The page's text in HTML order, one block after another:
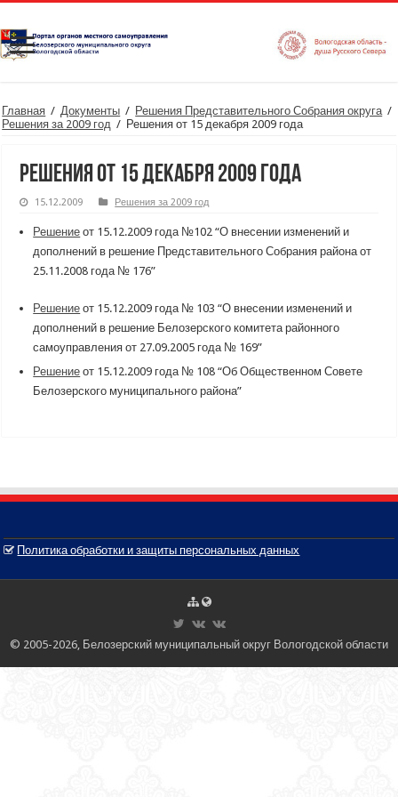
Главная / Документы / Решения Представительного Собрания округа /
Решения за 2009 год / Решения от 15 декабря 2009 года
Решения от 15 декабря 2009 года
15.12.2009 Решения за 2009 год
Решение от 15.12.2009 года №102 “О внесении изменений и
дополнений в решение Представительного Собрания района от
25.11.2008 года № 176”
Решение от 15.12.2009 года № 103 “О внесении изменений и
дополнений в решение Белозерского комитета районного
самоуправления от 27.09.2005 года № 169”
Решение от 15.12.2009 года № 108 “Об Общественном Совете
Белозерского муниципального района”
Политика обработки и защиты персональных данных
© 2005-2026, Белозерский муниципальный округ Вологодской области